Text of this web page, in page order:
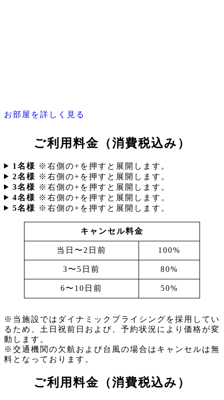
お部屋を詳しく見る
ご利用料金 （消費税込み）
1名様 ※右側の+を押すと展開します。
2名様 ※右側の+を押すと展開します。
3名様 ※右側の+を押すと展開します。
4名様 ※右側の+を押すと展開します。
5名様 ※右側の+を押すと展開します。
キャンセル料金
当日〜2日前 100%
3〜5日前 80%
6〜10日前 50%
※当施設ではダイナミックプライシングを採用してい
るため、土日祝前日および、予約状況により価格が変
動します。
※交通機関の欠航および台風の場合はキャンセルは無
料となっております。
ご利用料金 （消費税込み）